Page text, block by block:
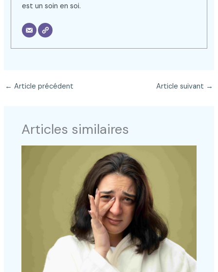
est un soin en soi.
← Article précédent Article suivant →
Articles similaires